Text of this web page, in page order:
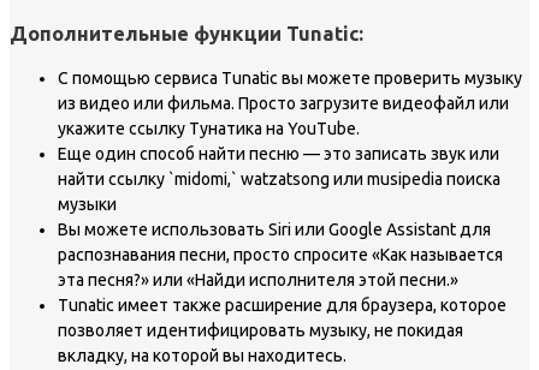
Дополнительные функции Tunatic:
С помощью сервиса Tunatic вы можете проверить музыку
из видео или фильма. Просто загрузите видеофайл или
укажите ссылку Тунатика на YouTube.
Еще один способ найти песню — это записать звук или
найти ссылку `midomi,` watzatsong или musipedia поиска
музыки
Вы можете использовать Siri или Google Assistant для
распознавания песни, просто спросите «Как называется
эта песня?» или «Найди исполнителя этой песни.»
Tunatic имеет также расширение для браузера, которое
позволяет идентифицировать музыку, не покидая
вкладку, на которой вы находитесь.